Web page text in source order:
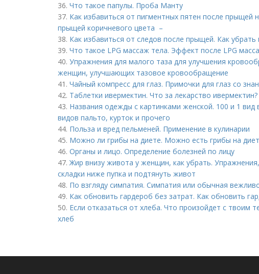
36. Что такое папулы. Проба Манту
37. Как избавиться от пигментных пятен после прыщей
прыщей коричневого цвета –
38. Как избавиться от следов после прыщей. Как убрать
39. Что такое LPG массаж тела. Эффект после LPG
40. Упражнения для малого таза для улучшения
женщин, улучшающих тазовое кровообращение
41. Чайный компресс для глаз. Примочки для глаз со
42. Таблетки ивермектин. Что за лекарство ивермектин?
43. Названия одежды с картинками женской. 100 и 1
видов пальто, курток и прочего
44. Польза и вред пельменей. Применение в кулинарии
45. Можно ли грибы на диете. Можно есть грибы на
46. Органы и лицо. Определение болезней по лицу
47.Жир внизу живота у женщин, как убрать.
складки ниже пупка и подтянуть живот
48. По взгляду симпатия. Симпатия или обычная
49. Как обновить гардероб без затрат. Как обновить
50. Если отказаться от хлеба. Что произойдет с твоим
хлеб